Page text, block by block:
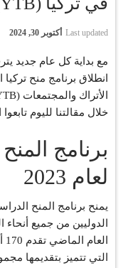
Last updated أكتوبر 30, 2024
مع بداية كل عام جديد
انطلاق برنامج منح
خلال مقالتنا لليوم
برنامج
لعام 2023
الدوليين من جميع
التي تتميز بتقديمها